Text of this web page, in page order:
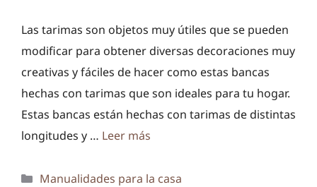
Las tarimas son objetos muy útiles que se pueden
modificar para obtener diversas decoraciones muy
creativas y fáciles de hacer como estas bancas
hechas con tarimas que son ideales para tu hogar.
Estas bancas están hechas con tarimas de distintas
longitudes y … Leer más
Categorías
Manualidades para la casa